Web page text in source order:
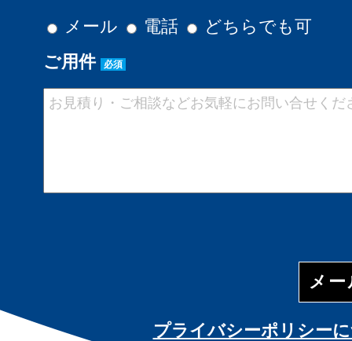
メール 電話
どちらでも可
ご用件
必須
プライバシーポリシー